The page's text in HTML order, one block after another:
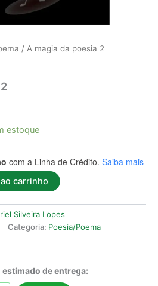
/ A magia da poesia 2
estoque
com a Linha de Crédito. Saiba mais
carrinho
Silveira Lopes
Categoria: Poesia/Poema
de entrega: